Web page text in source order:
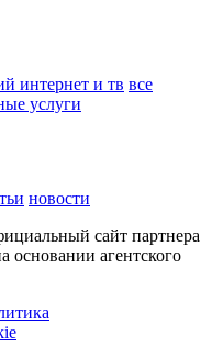
интернет и тв все
услуги
новости
сайт партнера
основании агентского